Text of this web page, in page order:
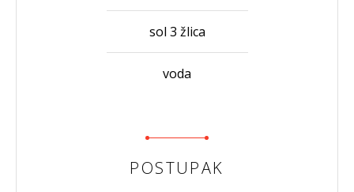
sol 3 žlica
voda
POSTUPAK